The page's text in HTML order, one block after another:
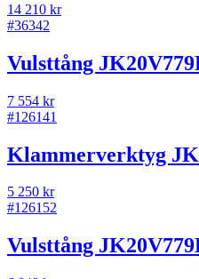
14 210 kr
#36342
Vulsttång
7 554 kr
#126141
Klammerverktyg
5 250 kr
#126152
Vulsttång